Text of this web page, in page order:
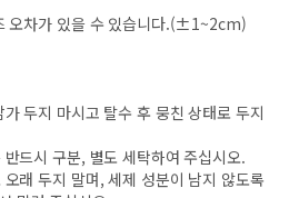
오차가 있을 수 있습니다.(±1~2cm)
두지 마시고 탈수 후 뭉친 상태로 두지
드시 구분, 별도 세탁하여 주십시오.
래 두지 말며, 세제 성분이 남지 않도록